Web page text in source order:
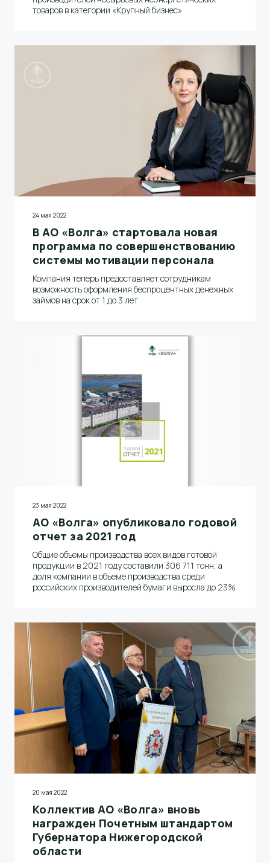
товаров в категории «Крупный бизнес»
24 мая 2022
В АО «Волга» стартовала новая
программа по совершенствованию
системы мотивации персонала
Компания теперь предоставляет сотрудникам
возможность оформления беспроцентных денежных
займов на срок от 1 до 3 лет
23 мая 2022
АО «Волга» опубликовало годовой
отчет за 2021 год
Общие объемы производства всех видов готовой
продукции в 2021 году составили 306 711 тонн, а
доля компании в объеме производства среди
российских производителей бумаги выросла до 23%
20 мая 2022
Коллектив АО «Волга» вновь
награжден Почетным штандартом
Губернатора Нижегородской
области